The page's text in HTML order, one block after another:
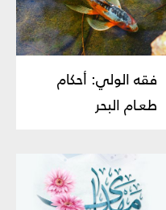
فقه الولي: أحكام
طعـام البحر